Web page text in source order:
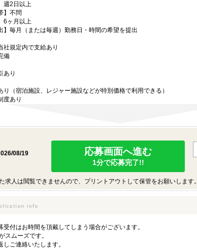
週2日以上
】不問
6ヶ月以上
】毎月（または毎週）勤務日・時間の希望を提出
社規定内で支給あり
備
あり
り（宿泊施設、レジャー施設などが特別価格で利用できる）
度あり
08/19
応募画面へ進む
1分で応募完了!!
求人は閲覧できませんので、プリントアウトして保管をお願いします。
受付はお時間を頂戴してしまう場合がございます。
スムーズです。
しご連絡いたします。